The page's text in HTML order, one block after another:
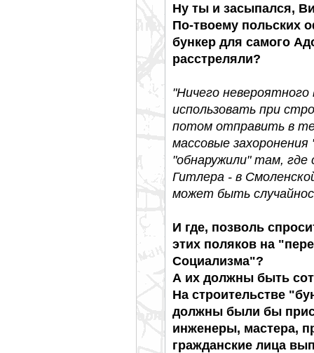
Ну ты и засыпался,
По-твоему польских
бункер для самого
расстреляли?
"Ничего
использовать при
потом отправить в
массовые
"обнаружили" там, где
Гитлера - в
может быть
И где, позволь
этих поляков на
Социализма"?
А их должны быть
На строительстве
должны были бы
инженеры, мастера,
гражданские лица